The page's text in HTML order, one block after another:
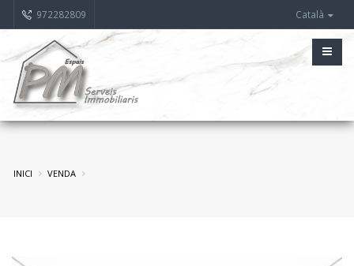
972282809 Català
INICI VENDA